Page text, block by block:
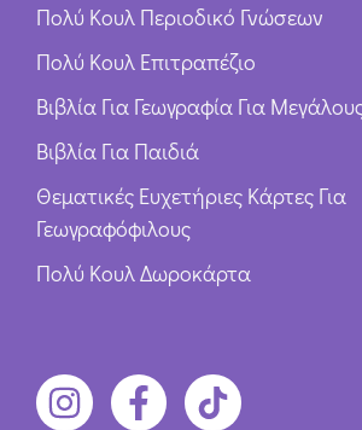
Πολύ Κουλ Περιοδικό Γνώσεων
Πολύ Κουλ Επιτραπέζιο
Βιβλία Για Γεωγραφία Για
Βιβλία Για Παιδιά
Θεματικές Ευχετήριες Κάρτες Για
Γεωγραφόφιλους
Πολύ Κουλ Δωροκάρτα